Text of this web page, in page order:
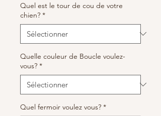
Quel est le tour de cou de votre
chien? *
Quelle couleur de Boucle voulez-
vous? *
Quel fermoir voulez vous? *